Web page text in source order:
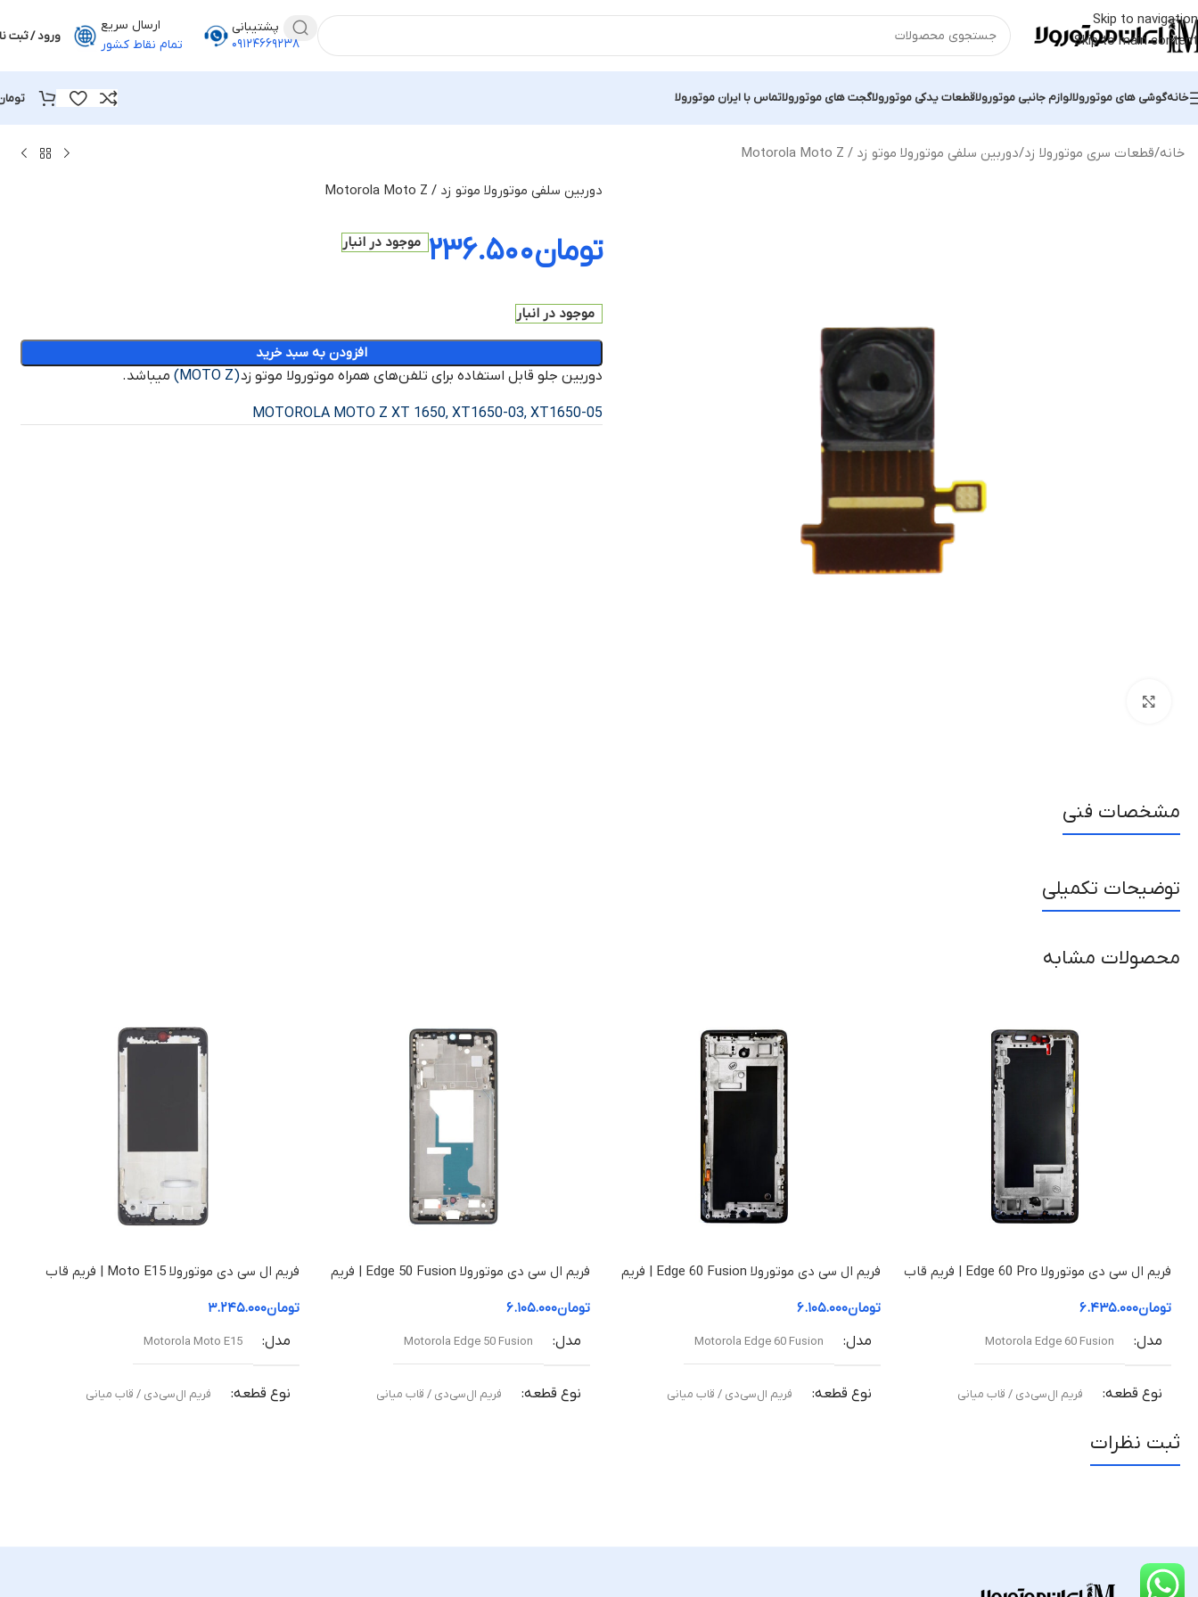
Skip to navigation
Skip to main content
پشتیبانی
۰۹۱۲۴۶۶۹۲۳۸
ارسال سریع
تمام نقاط کشور
ورود / ثبت
خانهگوشی های موتورولالوازم جانبی موتورولاقطعات یدکی موتورولاگجت های موتورولاتماس با ایران موتورولا
خانه قطعات سری موتورولا زد دوربین سلفی موتورولا موتو زد / Motorola Moto Z
دوربین سلفی موتورولا موتو زد / Motorola Moto Z
تومان۲۳۶.۵۰۰ موجود در انبار
موجود در انبار
افزودن به سبد خرید
دوربین جلو قابل استفاده برای تلفن‌های همراه موتورولا موتو زد(MOTO Z) میباشد.
MOTOROLA MOTO Z XT 1650, XT1650-03, XT1650-05
مشخصات فنی
توضیحات تکمیلی
محصولات مشابه
فریم ال سی دی موتورولا Edge 60 Pro | فریم قاب
تومان۶.۴۳۵.۰۰۰
مدل
Motorola Edge 60 Fusion
نوع قطعه فریم ال‌سی‌دی / قاب میانی
مناسب برای
کیفیت ساخت
اورجینال (Original Equipment Manufacturer –
فریم ال سی دی موتورولا Edge 60 Fusion | فریم
تومان۶.۱۰۵.۰۰۰
مدل
Motorola Edge 60 Fusion
نوع قطعه فریم ال‌سی‌دی / قاب میانی
کیفیت ساخت
فریم ال سی دی موتورولا Edge 50 Fusion | فریم
تومان۶.۱۰۵.۰۰۰
مدل
Motorola Edge 50 Fusion
نوع قطعه فریم ال‌سی‌دی / قاب میانی
کیفیت ساخت
فریم ال سی دی موتورولا Moto E15 | فریم قاب
تومان۳.۲۴۵.۰۰۰
مدل
Motorola Moto E15
نوع قطعه فریم ال‌سی‌دی / قاب میانی
کیفیت ساخت
ثبت نظرات